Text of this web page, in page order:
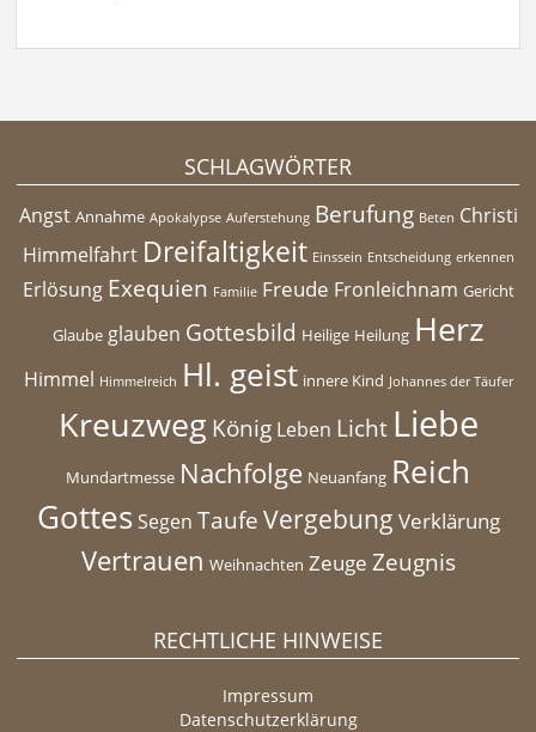
SCHLAGWÖRTER
Angst Annahme Apokalypse Auferstehung Berufung Beten Christi
Himmelfahrt Dreifaltigkeit Einssein Entscheidung erkennen
Erlösung Exequien Familie Freude Fronleichnam Gericht
Glaube glauben Gottesbild Heilige Heilung Herz
Himmel Himmelreich Hl. geist innere Kind Johannes der Täufer
Kreuzweg König Leben Licht Liebe
Mundartmesse Nachfolge Neuanfang Reich
Gottes Segen TaufeVergebung Verklärung
Vertrauen Weihnachten Zeuge Zeugnis
RECHTLICHE HINWEISE
Impressum
Datenschutzerklärung